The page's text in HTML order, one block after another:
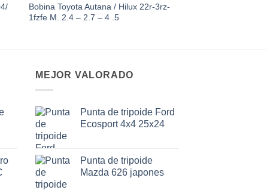
Bobina Toyota Autana / Hilux 22r-3rz-
1fzfe M. 2.4 – 2.7 – 4 .5
MEJOR VALORADO
Punta de tripoide Ford
Ecosport 4x4 25x24
Punta de tripoide
Mazda 626 japones